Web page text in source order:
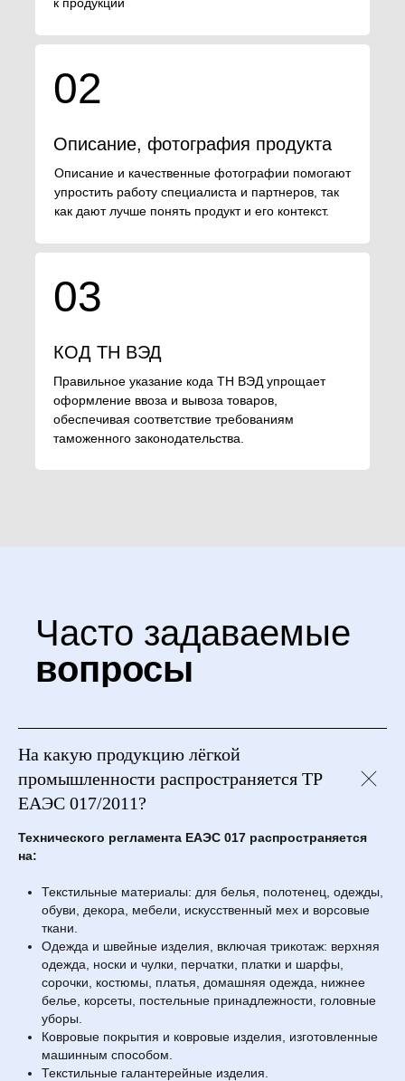
Описание, фотография продукта
Описание и качественные фотографии помогают
упростить работу специалиста и партнеров, так
как дают лучше понять продукт и его контекст.
КОД ТН ВЭД
Правильное указание кода ТН ВЭД упрощает
оформление ввоза и вывоза товаров,
обеспечивая соответствие требованиям
таможенного законодательства.
02
03
Часто задаваемые
вопросы
На какую продукцию лёгкой
промышленности распространяется ТР
ЕАЭС 017/2011?
Технического регламента ЕАЭС 017 распространяется
на:
Текстильные материалы: для белья, полотенец, одежды,
обуви, декора, мебели, искусственный мех и ворсовые
ткани.
Одежда и швейные изделия, включая трикотаж: верхняя
одежда, носки и чулки, перчатки, платки и шарфы,
сорочки, костюмы, платья, домашняя одежда, нижнее
белье, корсеты, постельные принадлежности, головные
уборы.
Ковровые покрытия и ковровые изделия, изготовленные
машинным способом.
Текстильные галантерейные изделия.